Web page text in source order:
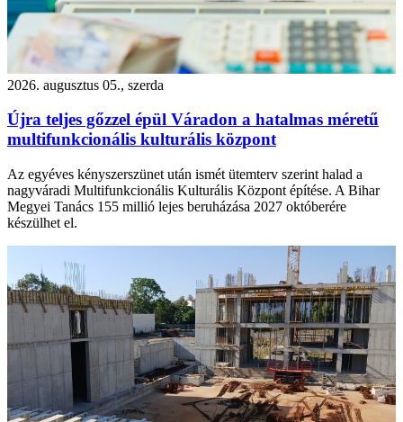
2026. augusztus 05., szerda
Újra teljes gőzzel épül Váradon a hatalmas méretű
multifunkcionális kulturális központ
Az egyéves kényszerszünet után ismét ütemterv szerint halad a
nagyváradi Multifunkcionális Kulturális Központ építése. A Bihar
Megyei Tanács 155 millió lejes beruházása 2027 októberére
készülhet el.